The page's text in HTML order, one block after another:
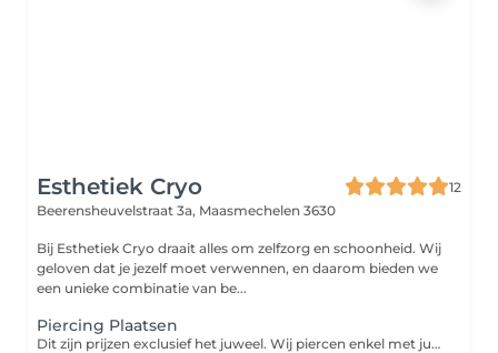
Esthetiek Cryo
12
Beerensheuvelstraat 3a, Maasmechelen 3630
Bij Esthetiek Cryo draait alles om zelfzorg en schoonheid. Wij
geloven dat je jezelf moet verwennen, en daarom bieden we
een unieke combinatie van be...
Piercing Plaatsen
Dit zijn prijzen exclusief het juweel. Wij piercen enkel met juwelen aangekocht bij ons. Onder de 18j. is toestemming van de ouders nodig.